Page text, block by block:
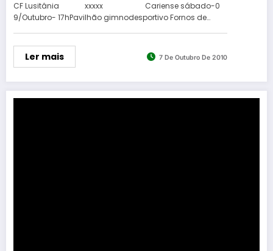
CF Lusitânia xxxxx Cariense sábado-0
9/Outubro- 17hPavilhão gimnodesportivo Fornos de…
Ler mais 7 De Outubro De 2010